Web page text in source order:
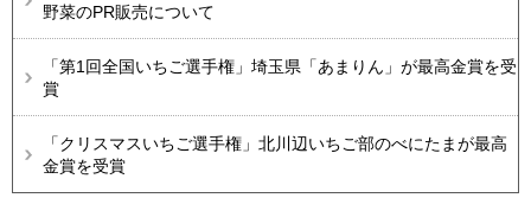
野菜のPR販売について
「第1回全国いちご選手権」埼玉県「あまりん」が最高金賞を受
賞
「クリスマスいちご選手権」北川辺いちご部のべにたまが最高
金賞を受賞